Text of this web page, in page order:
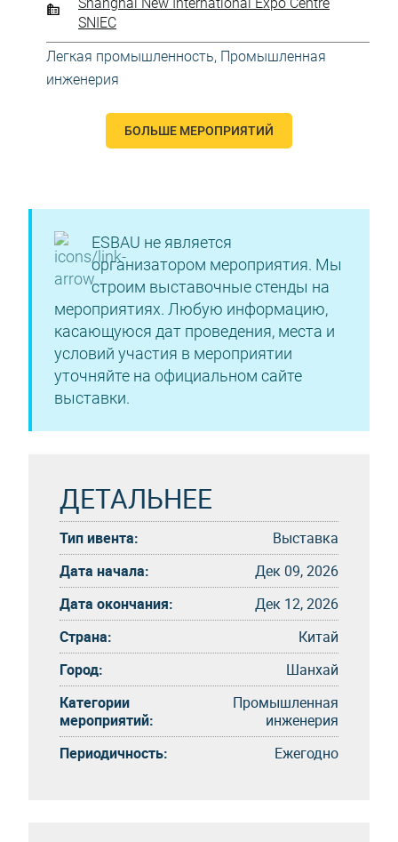
SNIEC
Легкая промышленность, Промышленная
инженерия
БОЛЬШЕ МЕРОПРИЯТИЙ
ESBAU не является
организатором мероприятия. Мы
строим выставочные стенды на
мероприятиях. Любую информацию,
касающуюся дат проведения, места и
условий участия в мероприятии
уточняйте на официальном сайте
выставки.
ДЕТАЛЬНЕЕ
Тип ивента:
Выставка
Дата начала:
Дек 09, 2026
Дата окончания:
Дек 12, 2026
Страна:
Китай
Город:
Шанхай
Категории
мероприятий:
Промышленная
инженерия
Периодичность:
Eжегоднo